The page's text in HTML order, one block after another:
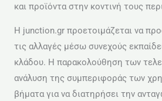
και προϊόντα στην κοντινή τους
Η junction.gr προετοιμάζεται να
τις αλλαγές μέσω συνεχούς
κλάδου. Η παρακολούθηση των
ανάλυση της συμπεριφοράς των
βήματα για να διατηρήσει την